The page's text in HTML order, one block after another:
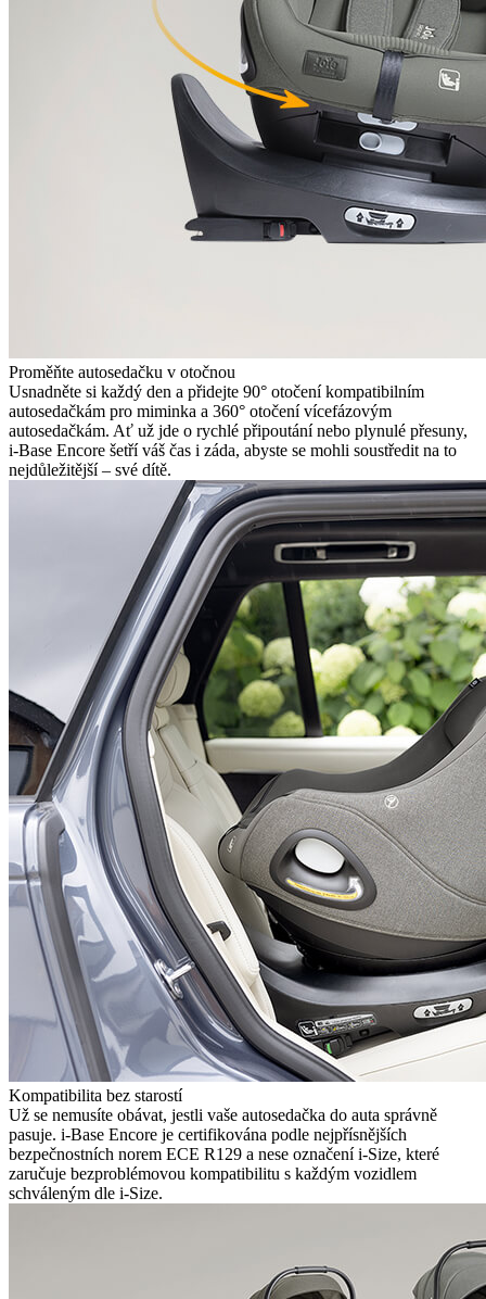
Proměňte autosedačku v otočnou
Usnadněte si každý den a přidejte 90° otočení kompatibilním
autosedačkám pro miminka a 360° otočení vícefázovým
autosedačkám. Ať už jde o rychlé připoutání nebo plynulé přesuny,
i-Base Encore šetří váš čas i záda, abyste se mohli soustředit na to
nejdůležitější – své dítě.
Kompatibilita bez starostí
Už se nemusíte obávat, jestli vaše autosedačka do auta správně
pasuje. i-Base Encore je certifikována podle nejpřísnějších
bezpečnostních norem ECE R129 a nese označení i-Size, které
zaručuje bezproblémovou kompatibilitu s každým vozidlem
schváleným dle i-Size.